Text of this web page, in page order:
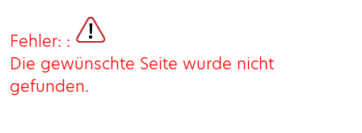
Fehler: :
Die gewünschte Seite wurde nicht
gefunden.